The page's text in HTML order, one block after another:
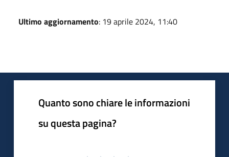
Ultimo aggiornamento: 19 aprile 2024, 11:40
Quanto sono chiare le informazioni
su questa pagina?